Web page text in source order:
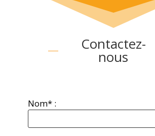
Contactez-
nous
Nom* :